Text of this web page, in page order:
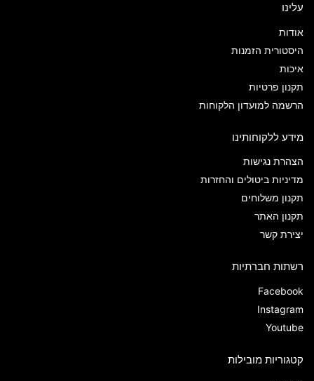
עלינו
אודות
היסטורית הזמנות
איכות
תקנון פרטיות
הרשמה למועדון הלקוחות
מידע ללקוחותינו
הצהרת נגישות
מדיניות ביטולים והחזרות
תקנון משלוחים
תקנון האתר
יצירת קשר
רשתות חברתיות
Facebook
Instagram
Youtube
קטגוריות מובילות